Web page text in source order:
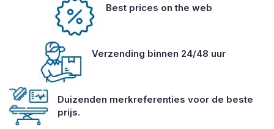
Best prices on the web
Verzending binnen 24/48 uur
Duizenden merkreferenties voor de beste
prijs.